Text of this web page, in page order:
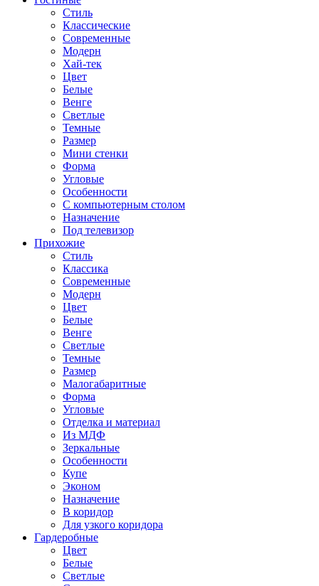
Стиль
Классические
Современные
Модерн
Хай-тек
Цвет
Белые
Венге
Светлые
Темные
Размер
Мини стенки
Форма
Угловые
Особенности
С компьютерным столом
Назначение
Под телевизор
Прихожие
Стиль
Классика
Современные
Модерн
Цвет
Белые
Венге
Светлые
Темные
Размер
Малогабаритные
Форма
Угловые
Отделка и материал
Из МДФ
Зеркальные
Особенности
Купе
Эконом
Назначение
В коридор
Для узкого коридора
Гардеробные
Цвет
Белые
Светлые